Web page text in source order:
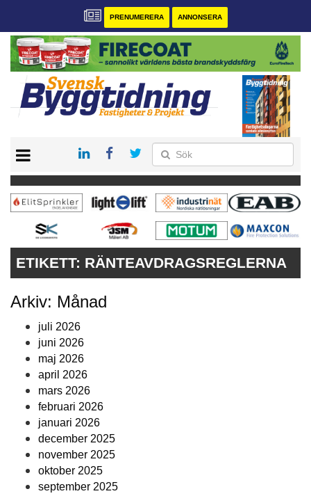
PRENUMERERA ANNONSERA
PRENUMERERA
VÅRA ANDRA MAGASIN
ANNONSERA
ETIKETT: RÄNTEAVDRAGSREGLERNA
Arkiv: Månad
juli 2026
juni 2026
maj 2026
april 2026
mars 2026
februari 2026
januari 2026
december 2025
november 2025
oktober 2025
september 2025